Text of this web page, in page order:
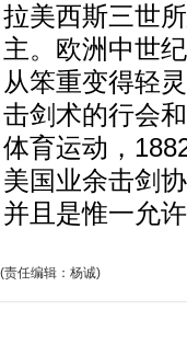
拉美西斯三世
主。欧洲中世
从笨重变得轻
击剑术的行会
体育运动，
美国业余击剑
并且是惟一允
(责任编辑：杨诚)